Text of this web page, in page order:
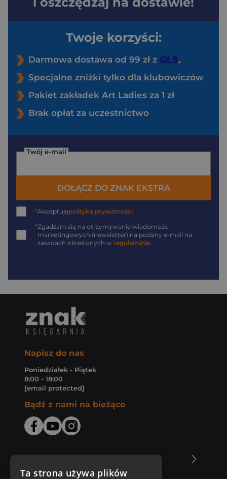
Twoje korzyści:
Darmowa dostawa od 99 zł z
Specjalne zniżki tylko dla klubowiczów
Pakiet zakładek Art Ladies za 1 zł
Brak opłat za uczestnictwo
Twój e-mail
DOŁĄCZ DO ZNAK EKSTRA
*Akceptujępolitykę prywatności
*Zgadzam się na otrzymywanie wiadomości
marketingowych (newsletter) na podany e-mail na
zasadach określonych w regulaminie
Napisz do nas
Poniedziałek - Piątek
8:00 - 18:00
[email protected]
Bądź z nami na bieżąco
Ta strona używa plików